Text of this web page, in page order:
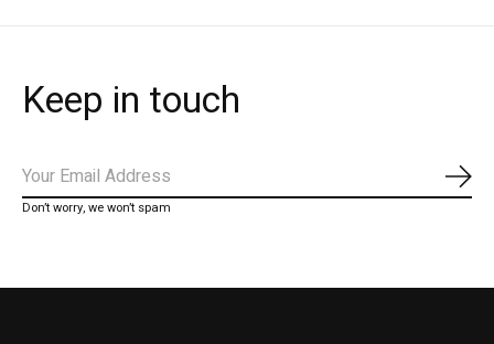
Keep in touch
Don’t worry, we won’t spam